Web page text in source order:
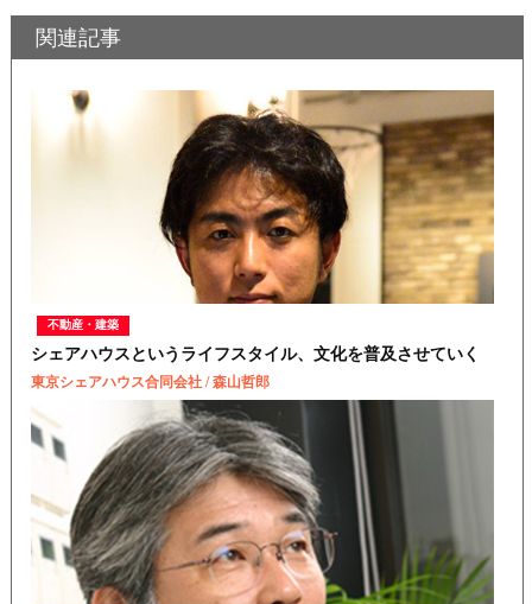
関連記事
不動産・建築
シェアハウスというライフスタイル、文化を普及させていく
東京シェアハウス合同会社 / 森山哲郎